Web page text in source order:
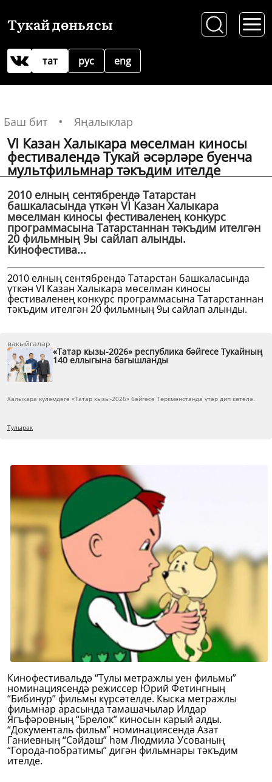
Тукай дөньясы
рус
тат eng
Баш бит Яңалыклар
VI Казан Халыкара мөселман киносы
фестивалендә Тукай әсәрләре буенча
мультфильмнар тәкъдим ителде
2010 елның сентябрендә Татарстан
башкаласында үткән VI Казан Халыкара
мөселман киносы фестиваленең конкурс
программасына Татарстаннан тәкъдим ителгән
20 фильмның 9ы сайлап алынды.
Кинофестива...
2010 елның сентябрендә Татарстан башкаласында
үткән VI Казан Халыкара мөселман киносы
фестиваленең конкурс программасына Татарстаннан
тәкъдим ителгән 20 фильмның 9ы сайлап алынды.
вакыйгалар
«Татар кызы-2026» республика бәйгесе Тукайның
140 еллыгына багышланды
Халыкара күләмдәге «Татар кызы-2026» бәйгесе Төркмәнстанда үтәр дип көтелә.
Тулырак
Кинофестивальдә “Тулы метражлы уен фильмы”
номинациясендә режиссер Юрий Фетингның
“Бибинур” фильмы күрсәтелде. Кыска метражлы
фильмнар арасында тамашачылар Илдар
Ягъфәровның “Брелок” киносын карый алды.
“Документаль фильм” номинациясендә Азат
Ганиевның “Сәйдәш” һәм Людмила Усованың
“Города-побратимы” дигән фильмнары тәкъдим
ителде.